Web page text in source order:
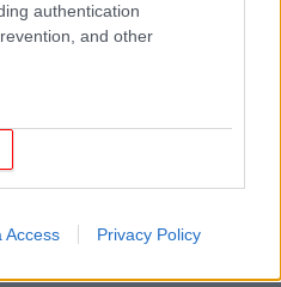
authentication
and other
Access Privacy Policy